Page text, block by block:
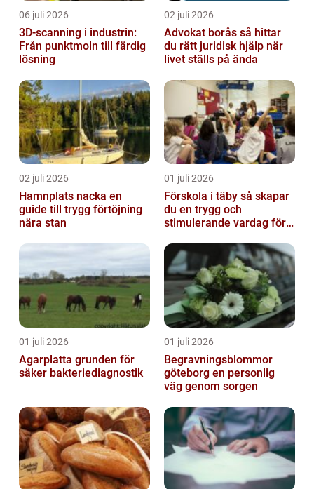
06 juli 2026
3D-scanning i industrin:
Från punktmoln till färdig
lösning
02 juli 2026
Advokat borås så hittar
du rätt juridisk hjälp när
livet ställs på ända
02 juli 2026
Hamnplats nacka en
guide till trygg förtöjning
nära stan
01 juli 2026
Förskola i täby så skapar
du en trygg och
stimulerande vardag för
01 juli 2026
Agarplatta grunden för
säker bakteriediagnostik
01 juli 2026
Begravningsblommor
göteborg en personlig
väg genom sorgen